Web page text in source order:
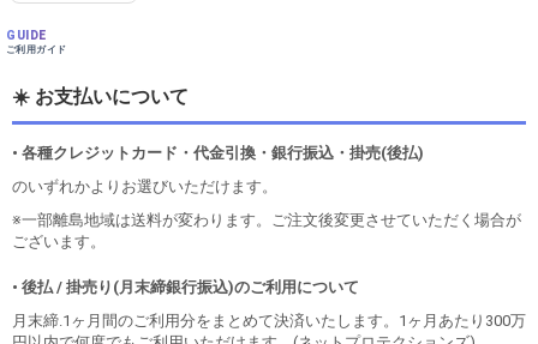
GUIDE
ご利用ガイド
☀️ お支払いについて
• 各種クレジットカード・代金引換・銀行振込・掛売(後払)
のいずれかよりお選びいただけます。
※一部離島地域は送料が変わります。ご注文後変更させていただく場合が
ございます。
• 後払 / 掛売り(月末締銀行振込)のご利用について
月末締.1ヶ月間のご利用分をまとめて決済いたします。1ヶ月あたり300万